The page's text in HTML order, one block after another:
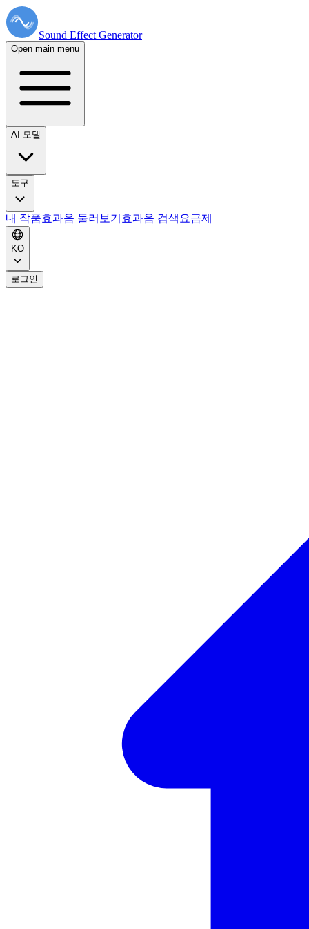
Sound Effect Generator
Open main menu
AI 모델
도구
내 작품효과음 둘러보기 효과음 검색 요금제
KO
로그인